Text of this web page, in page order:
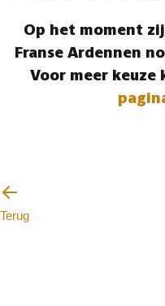
Op het moment
Franse Ardennen
Voor meer keuze
Terug